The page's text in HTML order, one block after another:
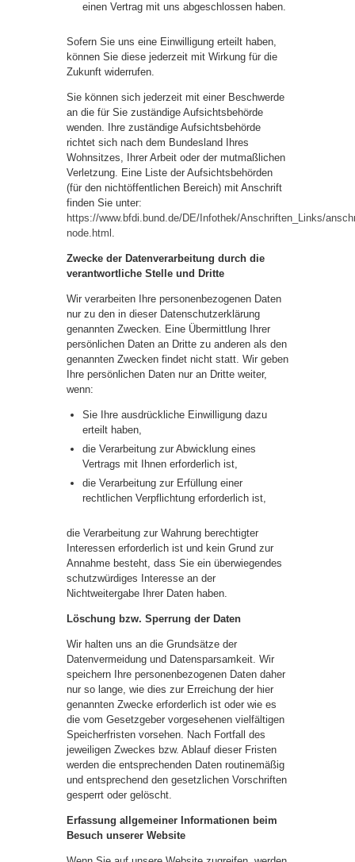
einen Vertrag mit uns abgeschlossen haben.
Sofern Sie uns eine Einwilligung erteilt haben,
können Sie diese jederzeit mit Wirkung für die
Zukunft widerrufen.
Sie können sich jederzeit mit einer Beschwerde
an die für Sie zuständige Aufsichtsbehörde
wenden. Ihre zuständige Aufsichtsbehörde
richtet sich nach dem Bundesland Ihres
Wohnsitzes, Ihrer Arbeit oder der mutmaßlichen
Verletzung. Eine Liste der Aufsichtsbehörden
(für den nichtöffentlichen Bereich) mit Anschrift
finden Sie unter:
https://www.bfdi.bund.de/DE/Infothek/Anschriften_Links/
node.html .
Zwecke der Datenverarbeitung durch die
verantwortliche Stelle und Dritte
Wir verarbeiten Ihre personenbezogenen Daten
nur zu den in dieser Datenschutzerklärung
genannten Zwecken. Eine Übermittlung Ihrer
persönlichen Daten an Dritte zu anderen als den
genannten Zwecken findet nicht statt. Wir geben
Ihre persönlichen Daten nur an Dritte weiter,
wenn:
Sie Ihre ausdrückliche Einwilligung dazu
erteilt haben,
die Verarbeitung zur Abwicklung eines
Vertrags mit Ihnen erforderlich ist,
die Verarbeitung zur Erfüllung einer
rechtlichen Verpflichtung erforderlich ist,
die Verarbeitung zur Wahrung berechtigter
Interessen erforderlich ist und kein Grund zur
Annahme besteht, dass Sie ein überwiegendes
schutzwürdiges Interesse an der
Nichtweitergabe Ihrer Daten haben.
Löschung bzw. Sperrung der Daten
Wir halten uns an die Grundsätze der
Datenvermeidung und Datensparsamkeit. Wir
speichern Ihre personenbezogenen Daten daher
nur so lange, wie dies zur Erreichung der hier
genannten Zwecke erforderlich ist oder wie es
die vom Gesetzgeber vorgesehenen vielfältigen
Speicherfristen vorsehen. Nach Fortfall des
jeweiligen Zweckes bzw. Ablauf dieser Fristen
werden die entsprechenden Daten routinemäßig
und entsprechend den gesetzlichen Vorschriften
gesperrt oder gelöscht.
Erfassung allgemeiner Informationen beim
Besuch unserer Website